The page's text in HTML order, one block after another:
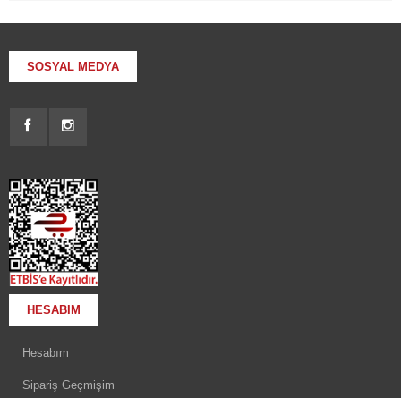
SOSYAL MEDYA
HESABIM
Hesabım
Sipariş Geçmişim